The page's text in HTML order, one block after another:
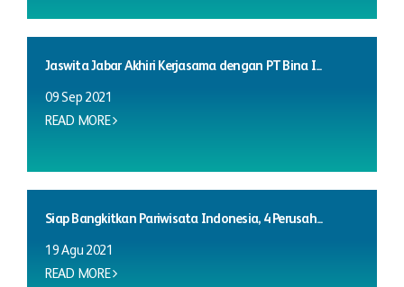
Jaswita Jabar Akhiri Kerjasama dengan PT Bina I...
09 Sep 2021
READ MORE
Siap Bangkitkan Pariwisata Indonesia, 4 Perusah...
19 Agu 2021
READ MORE